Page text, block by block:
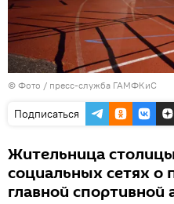
© Фото / пресс-служба ГАМФКиС
Подписаться
Жительница
социальных сетях о
главной спортивной